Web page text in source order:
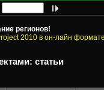
регионов!
2010 в он-лайн
статьи